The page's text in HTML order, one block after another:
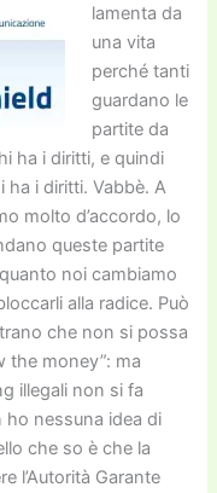
lamenta da
una vita
perché tanti
guardano le
partite da
ha i diritti, e quindi
i diritti. Vabbè. A
molto d’accordo, lo
queste partite
noi cambiamo
alla radice. Può
che non si possa
the money”: ma
illegali non si fa
ho nessuna idea di
che so è che la
l’Autorità Garante